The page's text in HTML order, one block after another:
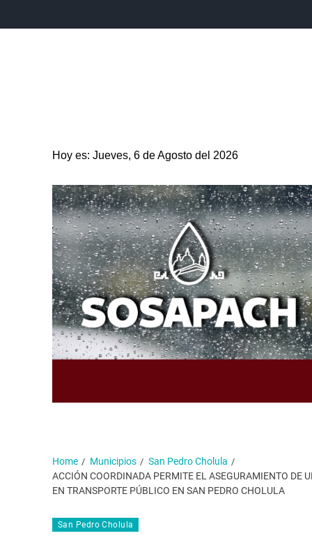
ENTRETENIMIENTO SALUD DEPORTES
Hoy es: Jueves, 6 de Agosto del 2026
Home Municipios
San Pedro Cholula
ACCIÓN COORDINADA PERMITE EL ASEGURAMIENTO DE
EN TRANSPORTE PÚBLICO EN SAN PEDRO CHOLULA
San Pedro Cholula